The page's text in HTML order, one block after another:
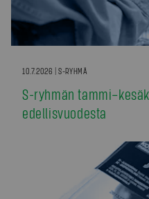
10.7.2026 | S-RYHMÄ
S-ryhmän
edellisvuodesta